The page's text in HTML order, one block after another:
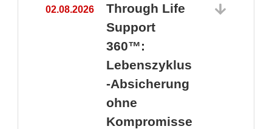
02.08.2026
Through Life
Support
360™:
Lebenszyklus
-Absicherung
ohne
Kompromisse